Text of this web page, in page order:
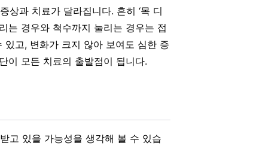
상과 치료가 달라집니다. 흔히 ‘목 디
는 경우와 척수까지 눌리는 경우는 접
고, 변화가 크지 않아 보여도 심한 증
이 모든 치료의 출발점이 됩니다.
고 있을 가능성을 생각해 볼 수 있습